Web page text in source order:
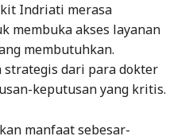
Indriati merasa
membuka akses layanan
membutuhkan.
dari para dokter
keputusan yang kritis.
manfaat sebesar-